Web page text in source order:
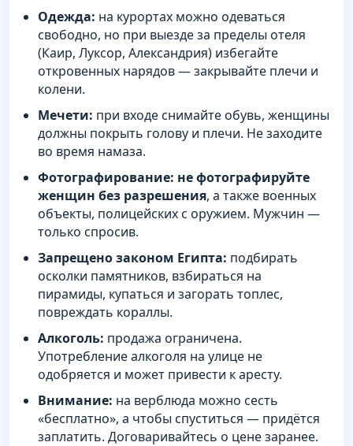
Одежда: на курортах можно одеваться
свободно, но при выезде за пределы отеля
(Каир, Луксор, Александрия) избегайте
откровенных нарядов — закрывайте плечи и
колени.
Мечети: при входе снимайте обувь, женщины
должны покрыть голову и плечи. Не заходите
во время намаза.
Фотографирование: не фотографируйте
женщин без разрешения, а также военных
объекты, полицейских с оружием. Мужчин —
только спросив.
Запрещено законом Египта: подбирать
осколки памятников, взбираться на
пирамиды, купаться и загорать топлес,
повреждать кораллы.
Алкоголь: продажа ограничена.
Употребление алкоголя на улице не
одобряется и может привести к аресту.
Внимание: на верблюда можно сесть
«бесплатно», а чтобы спуститься — придётся
заплатить. Договаривайтесь о цене заранее.